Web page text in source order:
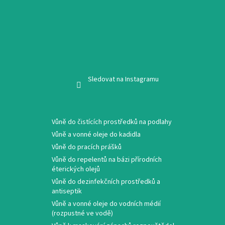
Sledovat na Instagramu
Vůně do čistících prostředků na podlahy
Vůně a vonné oleje do kadidla
Vůně do pracích prášků
Vůně do repelentů na bázi přírodních
éterických olejů
Vůně do dezinfekčních prostředků a
antiseptik
Vůně a vonné oleje do vodních médií
(rozpustné ve vodě)